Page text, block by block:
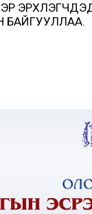
БАЙГУУЛЛАА.